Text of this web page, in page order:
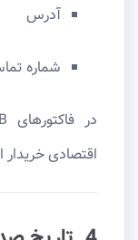
آدرس
شماره
اقتصادی